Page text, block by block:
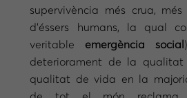
supervivència més crua,
d’éssers humans, la qual
veritable emergència social
deteriorament de la
qualitat de vida en la